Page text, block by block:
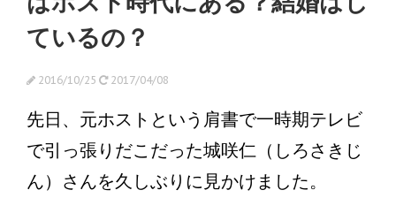
ているの？
2016/10/25 2017/04/08
先日、元ホストという肩書で一時期テレビ
で引っ張りだこだった城咲仁（しろさきじ
ん）さんを久しぶりに見かけました。